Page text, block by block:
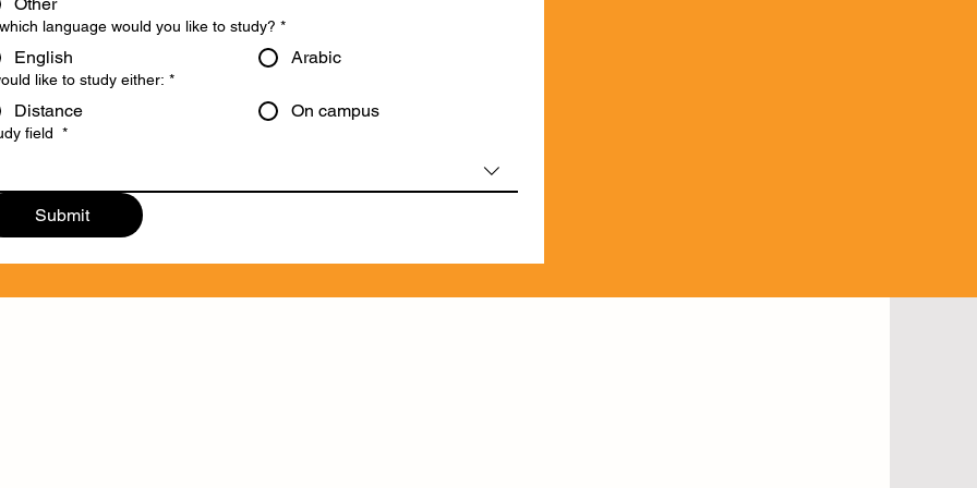
language would you like to study? *
English Arabic
like to study either: *
Distance On campus
field *
Submit